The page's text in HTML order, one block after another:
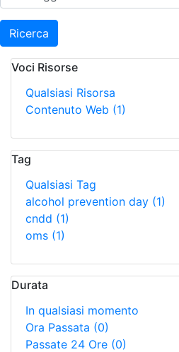
Ricerca
Voci Risorse
Qualsiasi Risorsa
Contenuto Web (1)
Tag
Qualsiasi Tag
alcohol prevention day (1)
cndd (1)
oms (1)
Durata
In qualsiasi momento
Ora Passata (0)
Passate 24 Ore (0)